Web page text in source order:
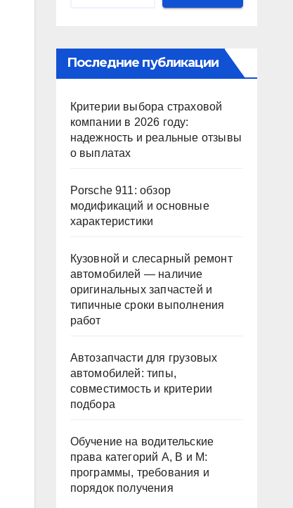
Последние публикации
Критерии выбора страховой
компании в 2026 году:
надежность и реальные отзывы
о выплатах
Porsche 911: обзор
модификаций и основные
характеристики
Кузовной и слесарный ремонт
автомобилей — наличие
оригинальных запчастей и
типичные сроки выполнения
работ
Автозапчасти для грузовых
автомобилей: типы,
совместимость и критерии
подбора
Обучение на водительские
права категорий A, B и M:
программы, требования и
порядок получения